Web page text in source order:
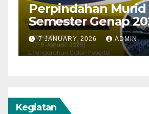
Pembagian Kelas
Kelas 9
12 JULY, 2025 RISQI
Kegiatan